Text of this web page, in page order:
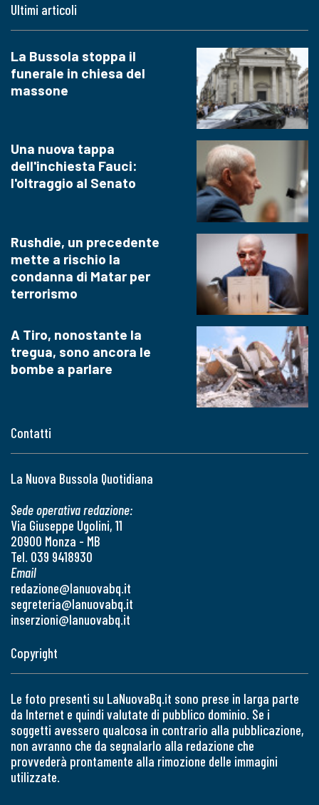
Contatti
La Nuova Bussola Quotidiana
Sede operativa redazione:
Via Giuseppe Ugolini, 11
20900 Monza - MB
Tel. 039 9418930
Email
redazione@lanuovabq.it
segreteria@lanuovabq.it
inserzioni@lanuovabq.it
Ultimi articoli
La Bussola stoppa il
funerale in chiesa del
massone
Una nuova tappa
dell'inchiesta Fauci:
l'oltraggio al Senato
Rushdie, un precedente
mette a rischio la
condanna di Matar per
terrorismo
A Tiro, nonostante la
tregua, sono ancora le
bombe a parlare
Copyright
Le foto presenti su LaNuovaBq.it sono prese in larga parte
da Internet e quindi valutate di pubblico dominio. Se i
soggetti avessero qualcosa in contrario alla pubblicazione,
non avranno che da segnalarlo alla redazione che
provvederà prontamente alla rimozione delle immagini
utilizzate.